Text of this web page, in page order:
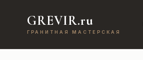
GREVIR.ru
ГРАНИТНАЯ МАСТЕРСКАЯ